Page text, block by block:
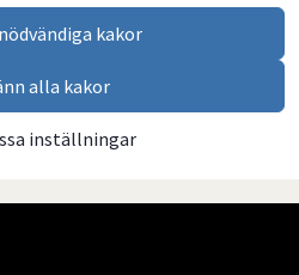
kakor
alla kakor
inställningar